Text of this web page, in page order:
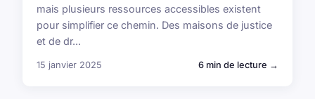
mais plusieurs ressources accessibles existent
pour simplifier ce chemin. Des maisons de justice
et de dr...
15 janvier 2025 6 min de lecture →